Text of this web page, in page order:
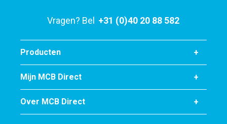
11,088
Bruto prijs
Selecteer
Artikelnummer
2460-0431-505015
Omschrijving
Vragen? Bel +31 (0)40 20 88 582
Producten
Mijn MCB Direct
Over MCB Direct